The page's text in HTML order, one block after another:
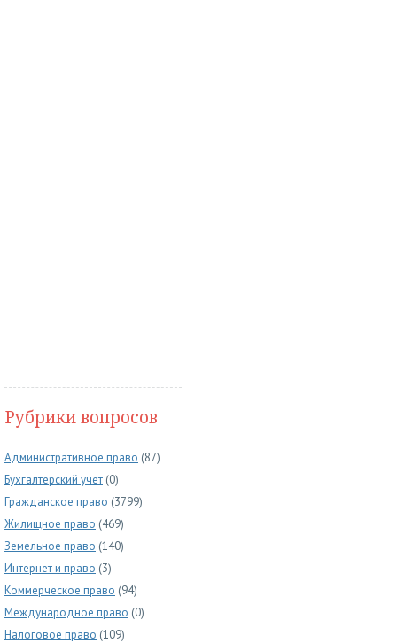
Рубрики вопросов
Административное право (87)
Бухгалтерский учет (0)
Гражданское право (3799)
Жилищное право (469)
Земельное право (140)
Интернет и право (3)
Коммерческое право (94)
Международное право (0)
Налоговое право (109)